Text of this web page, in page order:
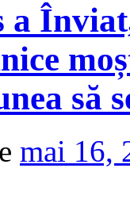
a
să
mai 16,